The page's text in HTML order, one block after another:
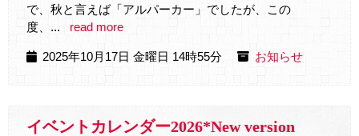
で、秋と言えば「アルパーカー」でしたが、この
度、...
read more
2025年10月17日 金曜日 14時55分 お知らせ
イベントカレンダー2026*New version